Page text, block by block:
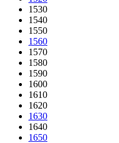
1530
1540
1550
1560
1570
1580
1590
1600
1610
1620
1630
1640
1650